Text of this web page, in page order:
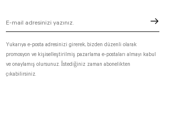
Yukarıya e-posta adresinizi girerek, bizden düzenli olarak
promosyon ve kişiselleştirilmiş pazarlama e-postaları almayı kabul
ve onaylamış olursunuz. İstediğiniz zaman abonelikten
çıkabilirsiniz.